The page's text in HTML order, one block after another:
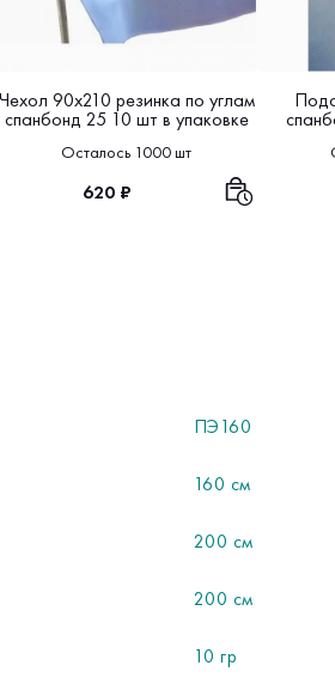
Чехол 90х210 резинка по углам
спанбонд 25 10 шт в упаковке
Осталось 1000 шт
620 ₽
ПЭ160
160 см
200 см
200 см
10 гр